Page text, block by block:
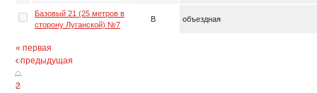
Базовый 21 (25 метров в
сторону Луганской) №7
B объездная
« первая
‹ предыдущая
…
2